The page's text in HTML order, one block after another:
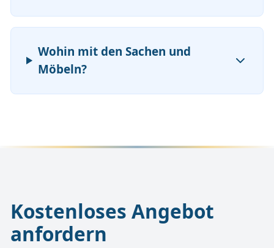
Wohin mit den Sachen und
Möbeln?
Kostenloses Angebot
anfordern